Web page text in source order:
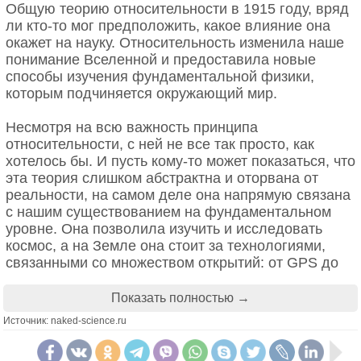
существовать лишь небольшое число тех видов,
которые там сегодня формально выделены.
Особенно наглядно это видно на птерозаврах.
Например, из одной формации Дзюфотан описано
несколько близких форм из одной группы
собой не разные виды, а возрастные стадии
одного вида с выраженной половой
изменчивостью. Это далеко не единичный случай.
Поэтому я бы сказал, что разнообразие
динозавров, а особенно птерозавров, в
современной литературе во многих случаях
переоценено. Это касается прежде всего тех мест,
где есть массовый материал из одного и того же
— А можно ли по костям вообще восстановить
правила. Мощные магнитные поля захватывают
часть падающего вещества и резко выбрасывают
его в виде узких струй почти со скоростью света.
Такие выбросы плазмы простираются на
миллионы световых лет. Удивительно, но эти
энергетические лучи оказываются гораздо больше
и длиннее тех галактик, в центре которых они
формируются.
Вращение черной дыры искажает
пространство
Черные дыры невероятно быстро вращаются
вокруг своей оси. Поглощая межзвездный газ,
пыль и даже сливаясь друг с другом, они
Некоторые из них вращаются на пределе,
Из-за этого черная дыра буквально закручивает
Общую теорию относительности в 1915 году, вряд
ли кто-то мог предположить, какое влияние она
окажет на науку. Относительность изменила наше
понимание Вселенной и предоставила новые
способы изучения фундаментальной физики,
которым подчиняется окружающий мир.
Несмотря на всю важность принципа
относительности, с ней не все так просто, как
хотелось бы. И пусть кому-то может показаться, что
эта теория слишком абстрактна и оторвана от
реальности, на самом деле она напрямую связана
с нашим существованием на фундаментальном
уровне. Она позволила изучить и исследовать
космос, а на Земле она стоит за технологиями,
связанными со множеством открытий: от GPS до
частиц — множество инноваций, которые мы
принимаем как должное, уходят корнями в теорию
Показать полностью →
Источник: naked-science.ru